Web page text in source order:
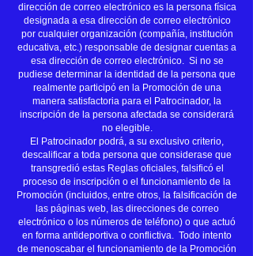
dirección de correo electrónico es la persona física
designada a esa dirección de correo electrónico
por cualquier organización (compañía, institución
educativa, etc.) responsable de designar cuentas a
esa dirección de correo electrónico. Si no se
pudiese determinar la identidad de la persona que
realmente participó en la Promoción de una
manera satisfactoria para el Patrocinador, la
inscripción de la persona afectada se considerará
no elegible.
El Patrocinador podrá, a su exclusivo criterio,
descalificar a toda persona que considerase que
transgredió estas Reglas oficiales, falsificó el
proceso de inscripción o el funcionamiento de la
Promoción (incluidos, entre otros, la falsificación de
las páginas web, las direcciones de correo
electrónico o los números de teléfono) o que actuó
en forma antideportiva o conflictiva. Todo intento
de menoscabar el funcionamiento de la Promoción